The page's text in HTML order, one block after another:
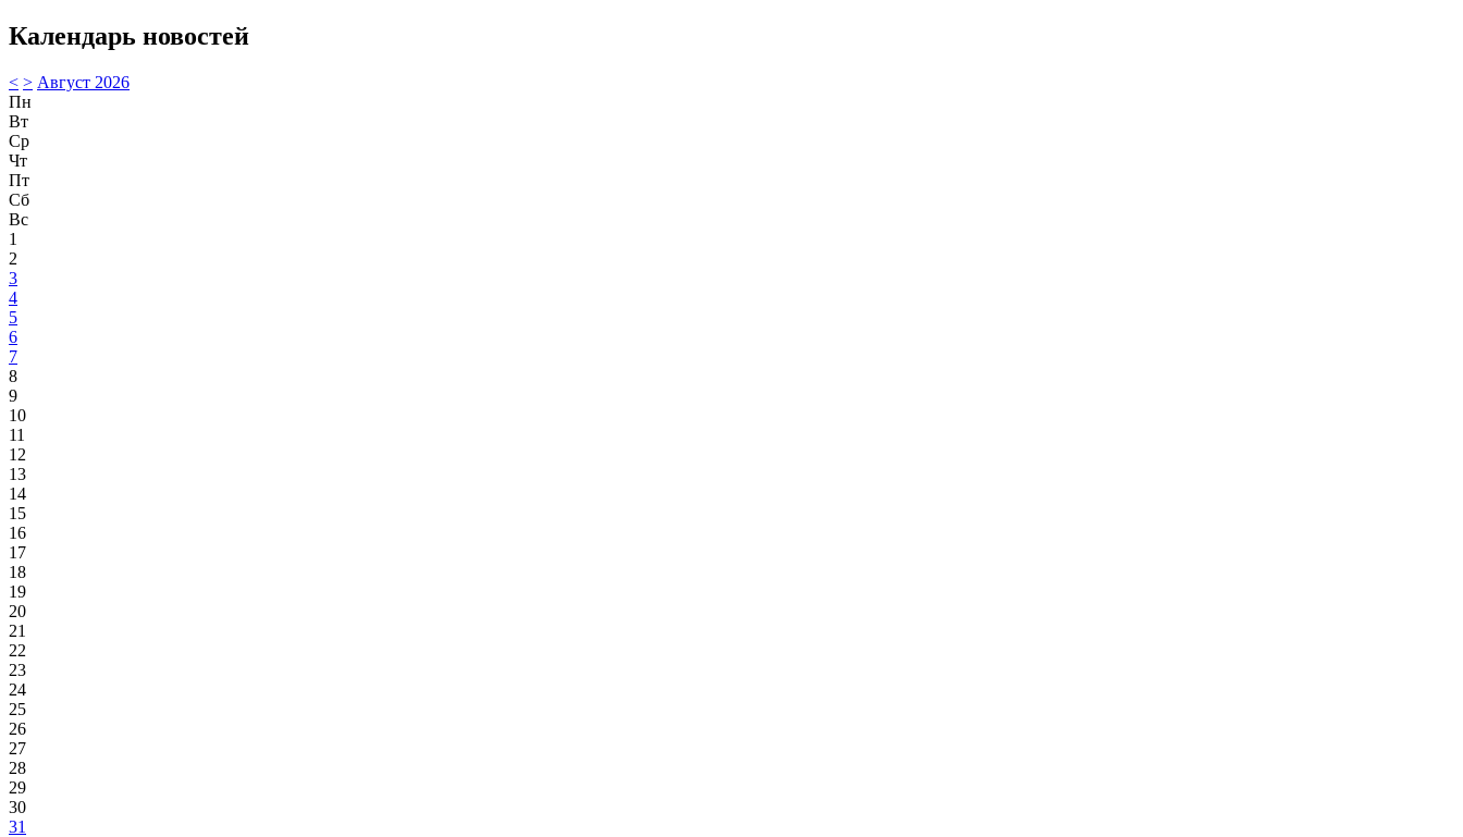
Календарь новостей
< > Август 2026
Пн
Вт
Ср
Чт
Пт
Сб
Вс
1
2
3
4
5
6
7
8
9
10
11
12
13
14
15
16
17
18
19
20
21
22
23
24
25
26
27
28
29
30
31